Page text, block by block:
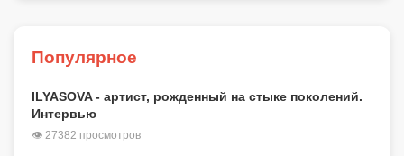
Популярное
ILYASOVA - артист, рожденный на стыке поколений.
Интервью
👁 27382 просмотров